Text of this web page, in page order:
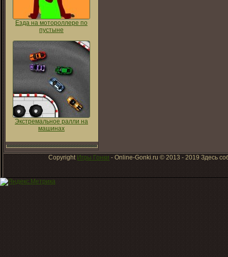
Езда на мотороллере по
пустыне
Экстремальное ралли на
машинах
CopyrightИгры Гонки- Online-Gonki.ru © 2013 - 2019 Здесь